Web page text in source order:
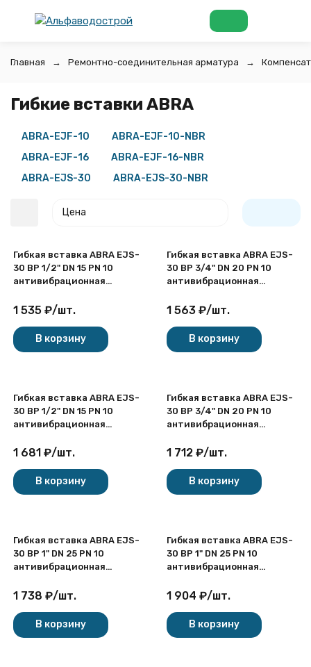
Главная Ремонтно-соединительная арматура
Гибкие вставки ABRA
ABRA-EJF-10
ABRA-EJF-10-NBR
ABRA-EJF-16
ABRA-EJF-16-NBR
ABRA-EJS-30
ABRA-EJS-30-NBR
Цена
Гибкая вставка ABRA EJS-
30 ВР 1/2" DN 15 PN 10
антивибрационная
1 535 ₽/шт.
В корзину
Гибкая вставка ABRA EJS-
30 ВР 3/4" DN 20 PN 10
антивибрационная
1 563 ₽/шт.
В корзину
Гибкая вставка ABRA EJS-
30 ВР 1/2" DN 15 PN 10
антивибрационная
1 681 ₽/шт.
В корзину
Гибкая вставка ABRA EJS-
30 ВР 3/4" DN 20 PN 10
антивибрационная
1 712 ₽/шт.
В корзину
Гибкая вставка ABRA EJS-
30 ВР 1" DN 25 PN 10
антивибрационная
1 738 ₽/шт.
В корзину
Гибкая вставка ABRA EJS-
30 ВР 1" DN 25 PN 10
антивибрационная
1 904 ₽/шт.
В корзину